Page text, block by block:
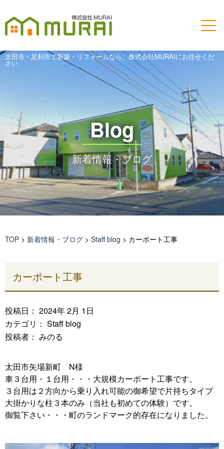
太田市・足利市で新築・リフォームなら、株式会社MURAIにお任せくだ
さい
Blog
新着情報・ブログ
TOP > 新着情報・ブログ > Staff blog > カーポート工事
カーポート工事
投稿日： 2024年 2月 1日
カテゴリ： Staff blog
投稿者： みのる
太田市矢場新町 N様
車３台用・１台用・・・大規模カーポート工事です。
３台用は２方向から乗り入れ可能の御希望で片持ちタイプ
大掛かりな柱３本のみ（当社も初めての体験）です。
御覧下さい・・・町のランドマーク的存在になりました。